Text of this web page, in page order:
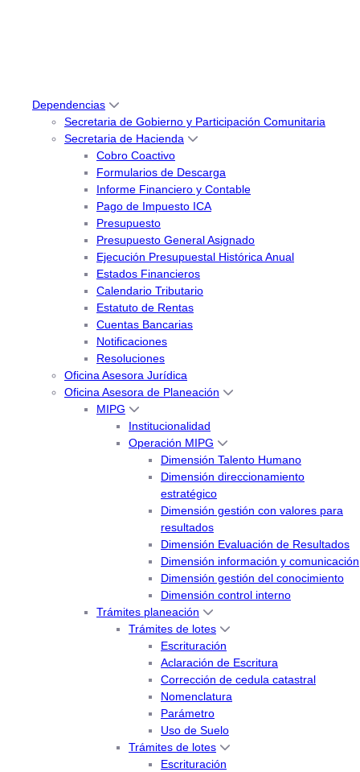
Dependencias
Secretaria de Gobierno y Participación Comunitaria
Secretaria de Hacienda
Cobro Coactivo
Formularios de Descarga
Informe Financiero y Contable
Pago de Impuesto ICA
Presupuesto
Presupuesto General Asignado
Ejecución Presupuestal Histórica Anual
Estados Financieros
Calendario Tributario
Estatuto de Rentas
Cuentas Bancarias
Notificaciones
Resoluciones
Oficina Asesora Jurídica
Oficina Asesora de Planeación
MIPG
Institucionalidad
Operación MIPG
Dimensión Talento Humano
Dimensión direccionamiento
estratégico
Dimensión gestión con valores para
resultados
Dimensión Evaluación de Resultados
Dimensión información y comunicación
Dimensión gestión del conocimiento
Dimensión control interno
Trámites planeación
Trámites de lotes
Escrituración
Aclaración de Escritura
Corrección de cedula catastral
Nomenclatura
Parámetro
Uso de Suelo
Trámites de lotes
Escrituración